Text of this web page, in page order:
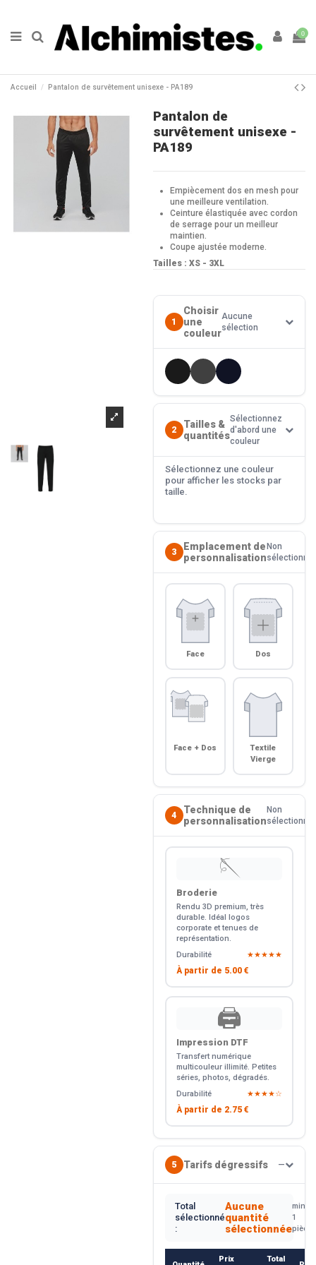
0
Accueil Pantalon de survêtement unisexe - PA189
Pantalon de
survêtement unisexe -
PA189
Empiècement dos en mesh pour
une meilleure ventilation.
Ceinture élastiquée avec cordon
de serrage pour un meilleur
maintien.
Coupe ajustée moderne.
Tailles : XS - 3XL
1
Choisir
une
couleur
Aucune
sélection
2
Tailles &
quantités
Sélectionnez
d'abord une
couleur
Sélectionnez une couleur
pour afficher les stocks par
taille.
3
Emplacement de
personnalisation
Non
sélectionné
Face Dos
Face + Dos
Textile
Vierge
4
Technique de
personnalisation
Non
sélectionné
🪡
Broderie
Rendu 3D premium, très
durable. Idéal logos
corporate et tenues de
représentation.
Durabilité
★★★★★
À partir de 5.00 €
🖨️
Impression DTF
Transfert numérique
multicouleur illimité. Petites
séries, photos, dégradés.
Durabilité
★★★★☆
À partir de 2.75 €
5 Tarifs dégressifs —
Total
sélectionné
:
Aucune
quantité
sélectionnée
min.
1
pièce
Prix Total